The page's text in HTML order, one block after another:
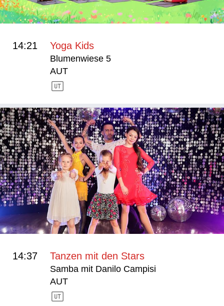
14:21 Yoga Kids
Blumenwiese 5
AUT
14:37 Tanzen mit den Stars
Samba mit Danilo Campisi
AUT